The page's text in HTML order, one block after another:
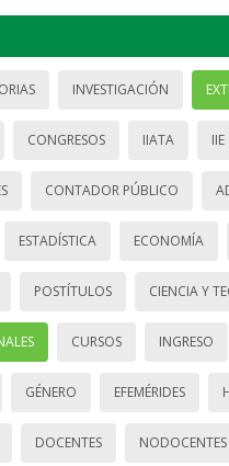
INVESTIGACIÓN
CONGRESOS IIATA IIE
CONTADOR PÚBLICO
ESTADÍSTICA ECONOMÍA
POSTÍTULOS CIENCIA Y
CURSOS INGRESO
GÉNERO EFEMÉRIDES
DOCENTES NODOCENTES